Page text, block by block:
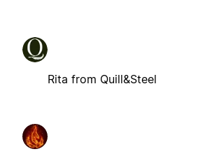
Rita from Quill&Steel